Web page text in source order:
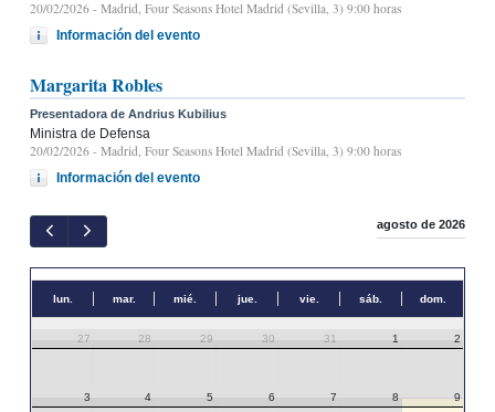
20/02/2026 - Madrid, Four Seasons Hotel Madrid (Sevilla, 3) 9:00 horas
Información del evento
Margarita Robles
Presentadora de Andrius Kubilius
Ministra de Defensa
20/02/2026 - Madrid, Four Seasons Hotel Madrid (Sevilla, 3) 9:00 horas
Información del evento
agosto de 2026
lun. mar. mié. jue. vie. sáb. dom.
27 28 29 30 31 1 2
3 4 5 6 7 8 9